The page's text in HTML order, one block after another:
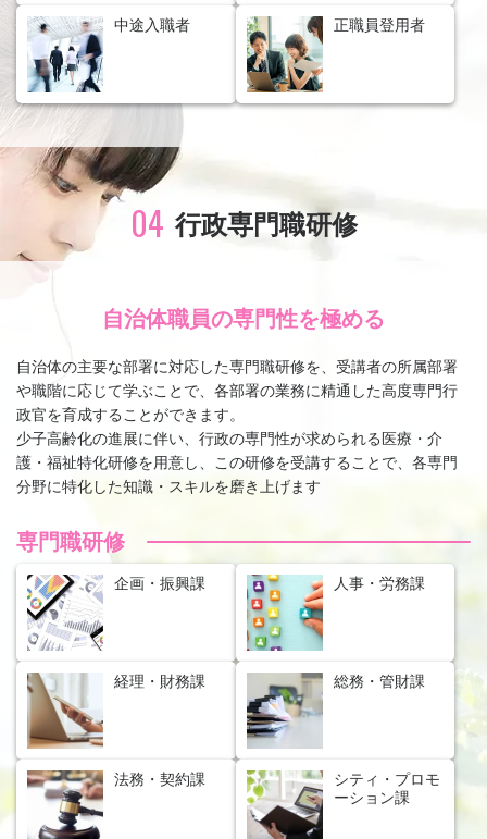
中途入職者 正職員登用者
04 行政専門職研修
自治体職員の専門性を極める
自治体の主要な部署に対応した専門職研修を、受講者の所属部署
や職階に応じて学ぶことで、 各部署の業務に精通した高度専門行
政官を育成することができます。
少子高齢化の進展に伴い、行政の専門性が求められる医療・介
護・福祉特化研修を用意し、 この研修を受講することで、各専門
分野に特化した知識・スキルを磨き上げます
専門職研修
企画・振興課 人事・労務課
経理・財務課 総務・管財課
法務・契約課
シティ・プロモ
ーション課